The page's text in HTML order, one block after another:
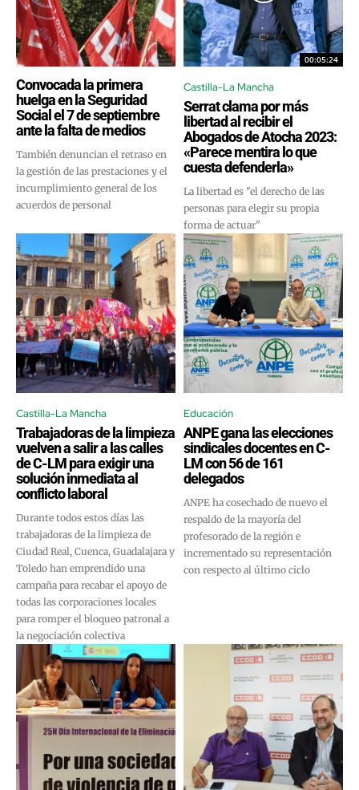
Convocada la primera
huelga en la Seguridad
Social el 7 de septiembre
ante la falta de medios
También denuncian el retraso en
la gestión de las prestaciones y el
incumplimiento general de los
acuerdos de personal
00:05:24
Castilla-La Mancha
Serrat clama por más
libertad al recibir el
Abogados de Atocha 2023:
«Parece mentira lo que
cuesta defenderla»
La libertad es "el derecho de las
personas para elegir su propia
forma de actuar"
Castilla-La Mancha
Trabajadoras de la limpieza
vuelven a salir a las calles
de C-LM para exigir una
solución inmediata al
conflicto laboral
Durante todos estos días las
trabajadoras de la limpieza de
Ciudad Real, Cuenca, Guadalajara y
Toledo han emprendido una
campaña para recabar el apoyo de
todas las corporaciones locales
para romper el bloqueo patronal a
la negociación colectiva
Educación
ANPE gana las elecciones
sindicales docentes en C-
LM con 56 de 161
delegados
ANPE ha cosechado de nuevo el
respaldo de la mayoría del
profesorado de la región e
incrementado su representación
con respecto al último ciclo